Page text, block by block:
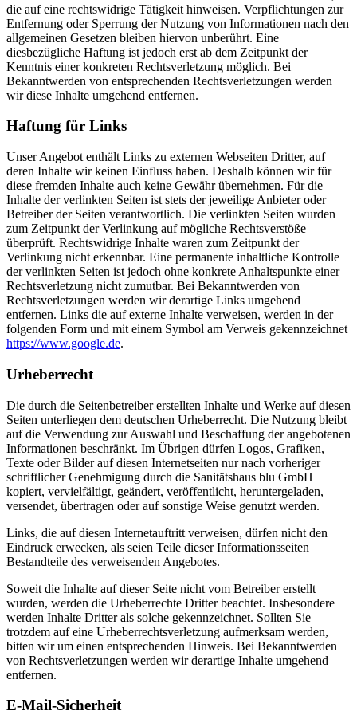
die auf eine rechtswidrige Tätigkeit hinweisen. Verpflichtungen zur
Entfernung oder Sperrung der Nutzung von Informationen nach den
allgemeinen Gesetzen bleiben hiervon unberührt. Eine
diesbezügliche Haftung ist jedoch erst ab dem Zeitpunkt der
Kenntnis einer konkreten Rechtsverletzung möglich. Bei
Bekanntwerden von entsprechenden Rechtsverletzungen werden
wir diese Inhalte umgehend entfernen.
Haftung für Links
Unser Angebot enthält Links zu externen Webseiten Dritter, auf
deren Inhalte wir keinen Einfluss haben. Deshalb können wir für
diese fremden Inhalte auch keine Gewähr übernehmen. Für die
Inhalte der verlinkten Seiten ist stets der jeweilige Anbieter oder
Betreiber der Seiten verantwortlich. Die verlinkten Seiten wurden
zum Zeitpunkt der Verlinkung auf mögliche Rechtsverstöße
überprüft. Rechtswidrige Inhalte waren zum Zeitpunkt der
Verlinkung nicht erkennbar. Eine permanente inhaltliche Kontrolle
der verlinkten Seiten ist jedoch ohne konkrete Anhaltspunkte einer
Rechtsverletzung nicht zumutbar. Bei Bekanntwerden von
Rechtsverletzungen werden wir derartige Links umgehend
entfernen. Links die auf externe Inhalte verweisen, werden in der
folgenden Form und mit einem Symbol am Verweis gekennzeichnet
https://www.google.de.
Urheberrecht
Die durch die Seitenbetreiber erstellten Inhalte und Werke auf diesen
Seiten unterliegen dem deutschen Urheberrecht. Die Nutzung bleibt
auf die Verwendung zur Auswahl und Beschaffung der angebotenen
Informationen beschränkt. Im Übrigen dürfen Logos, Grafiken,
Texte oder Bilder auf diesen Internetseiten nur nach vorheriger
schriftlicher Genehmigung durch die Sanitätshaus blu GmbH
kopiert, vervielfältigt, geändert, veröffentlicht, heruntergeladen,
versendet, übertragen oder auf sonstige Weise genutzt werden.
Links, die auf diesen Internetauftritt verweisen, dürfen nicht den
Eindruck erwecken, als seien Teile dieser Informationsseiten
Bestandteile des verweisenden Angebotes.
Soweit die Inhalte auf dieser Seite nicht vom Betreiber erstellt
wurden, werden die Urheberrechte Dritter beachtet. Insbesondere
werden Inhalte Dritter als solche gekennzeichnet. Sollten Sie
trotzdem auf eine Urheberrechtsverletzung aufmerksam werden,
bitten wir um einen entsprechenden Hinweis. Bei Bekanntwerden
von Rechtsverletzungen werden wir derartige Inhalte umgehend
entfernen.
E-Mail-Sicherheit